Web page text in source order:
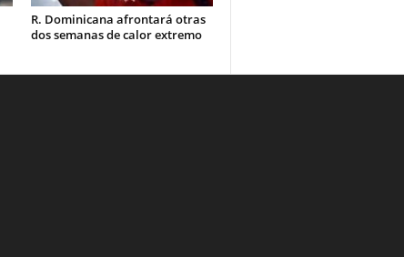
R. Dominicana afrontará otras
dos semanas de calor extremo